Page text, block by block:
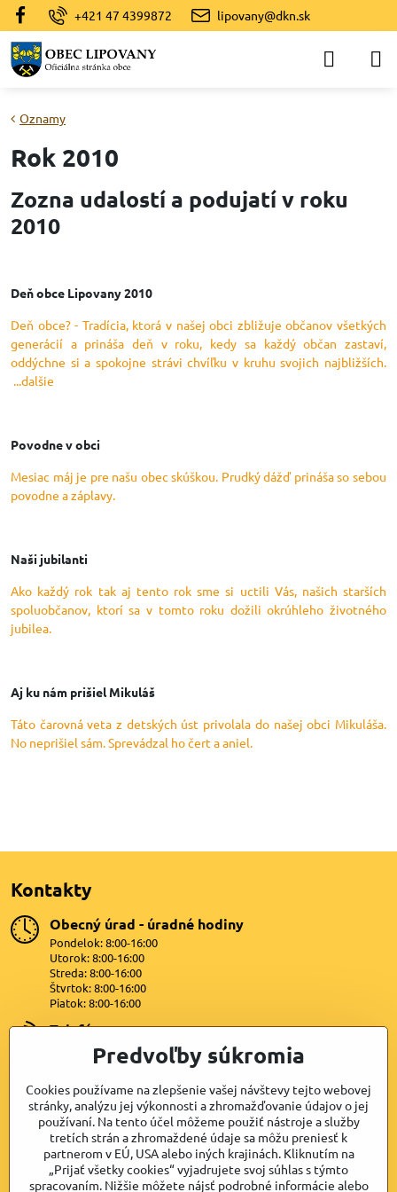
+421 47 4399872 lipovany@dkn.sk
Oznamy
Rok 2010
Zozna udalostí a podujatí v roku
2010
Deň obce Lipovany 2010
Deň obce? - Tradícia, ktorá v našej obci zbližuje občanov všetkých
generácií a prináša deň v roku, kedy sa každý občan zastaví,
oddýchne si a spokojne strávi chvíľku v kruhu svojich najbližších.
...dalšie
Povodne v obci
Mesiac máj je pre našu obec skúškou. Prudký dážď prináša so sebou
povodne a záplavy.
Naši jubilanti
Ako každý rok tak aj tento rok sme si uctili Vás, našich starších
spoluobčanov, ktorí sa v tomto roku dožili okrúhleho životného
jubilea.
Aj ku nám prišiel Mikuláš
Táto čarovná veta z detských úst privolala do našej obci Mikuláša.
No neprišiel sám. Sprevádzal ho čert a aniel.
Kontakty
Obecný úrad - úradné hodiny
Pondelok: 8:00-16:00
Utorok: 8:00-16:00
Streda: 8:00-16:00
Štvrtok: 8:00-16:00
Piatok: 8:00-16:00
Telefón
+421 47 4399872
lipovany@dkn.sk
Facebook
Samospráva
Predvoľby súkromia
Cookies používame na zlepšenie vašej návštevy tejto webovej
stránky, analýzu jej výkonnosti a zhromažďovanie údajov o jej
používaní. Na tento účel môžeme použiť nástroje a služby
tretích strán a zhromaždené údaje sa môžu preniesť k
partnerom v EÚ, USA alebo iných krajinách. Kliknutím na
„Prijať všetky cookies“ vyjadrujete svoj súhlas s týmto
spracovaním. Nižšie môžete nájsť podrobné informácie alebo